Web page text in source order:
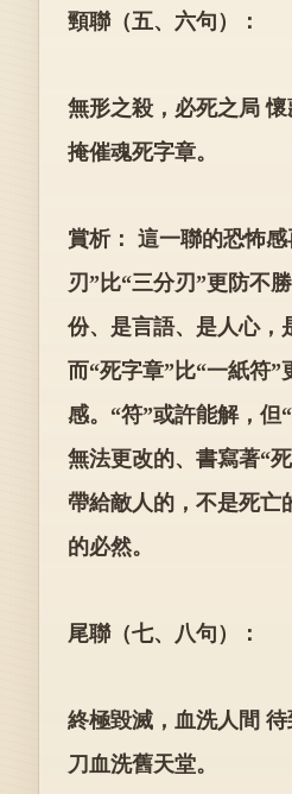
頸聯（五、六句）：
無形之殺，必死之局
掩催魂死字章。
賞析： 這一聯的恐怖
刃”比“三分刃”更防不
份、是言語、是人心，
而“死字章”比“一紙符”
感。“符”或許能解，但
無法更改的、書寫著“
帶給敵人的，不是死亡
的必然。
尾聯（七、八句）：
終極毀滅，血洗人間
刀血洗舊天堂。